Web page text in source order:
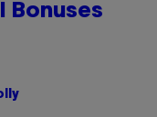
Bonuses